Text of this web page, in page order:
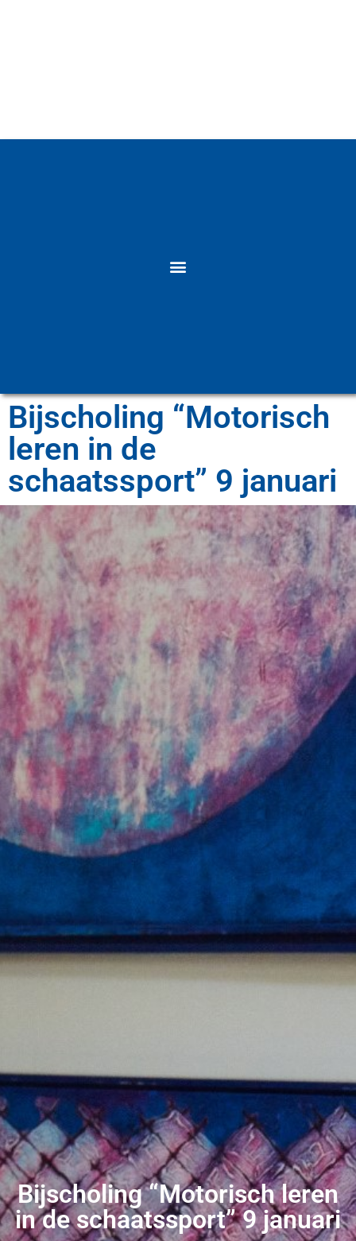
Bijscholing “Motorisch
leren in de
schaatssport” 9 januari
Bijscholing “Motorisch leren
in de schaatssport” 9 januari